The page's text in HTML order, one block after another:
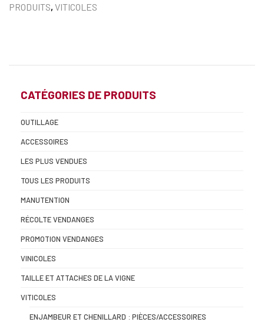
PRODUITS, VITICOLES
CATÉGORIES DE PRODUITS
OUTILLAGE
ACCESSOIRES
LES PLUS VENDUES
TOUS LES PRODUITS
MANUTENTION
RÉCOLTE VENDANGES
PROMOTION VENDANGES
VINICOLES
TAILLE ET ATTACHES DE LA VIGNE
VITICOLES
ENJAMBEUR ET CHENILLARD : PIÈCES/ACCESSOIRES